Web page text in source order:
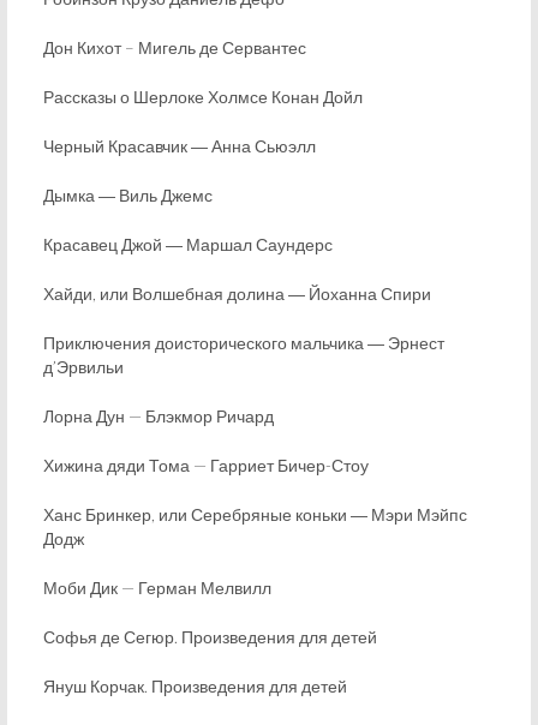
Дон Кихот – Мигель де Сервантес
Рассказы о Шерлоке Холмсе Конан Дойл
Черный Красавчик ― Анна Сьюэлл
Дымка ― Виль Джемс
Красавец Джой ― Маршал Саундерс
Хайди, или Волшебная долина ― Йоханна Спири
Приключения доисторического мальчика ― Эрнест
д’Эрвильи
Лорна Дун — Блэкмор Ричард
Хижина дяди Тома — Гарриет Бичер-Стоу
Ханс Бринкер, или Серебряные коньки ― Мэри Мэйпс
Додж
Моби Дик — Герман Мелвилл
Софья де Сегюр. Произведения для детей
Януш Корчак. Произведения для детей